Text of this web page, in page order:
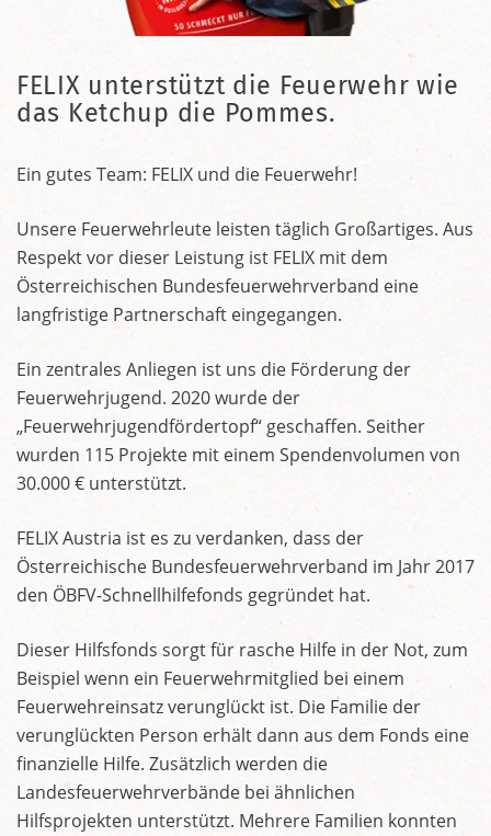
FELIX unterstützt die Feuerwehr wie
das Ketchup die Pommes.
Ein gutes Team: FELIX und die Feuerwehr!
Unsere Feuerwehrleute leisten täglich Großartiges. Aus
Respekt vor dieser Leistung ist FELIX mit dem
Österreichischen Bundesfeuerwehrverband eine
langfristige Partnerschaft eingegangen.
Ein zentrales Anliegen ist uns die Förderung der
Feuerwehrjugend. 2020 wurde der
„Feuerwehrjugendfördertopf“ geschaffen. Seither
wurden 115 Projekte mit einem Spendenvolumen von
30.000 € unterstützt.
FELIX Austria ist es zu verdanken, dass der
Österreichische Bundesfeuerwehrverband im Jahr 2017
den ÖBFV-Schnellhilfefonds gegründet hat.
Dieser Hilfsfonds sorgt für rasche Hilfe in der Not, zum
Beispiel wenn ein Feuerwehrmitglied bei einem
Feuerwehreinsatz verunglückt ist. Die Familie der
verunglückten Person erhält dann aus dem Fonds eine
finanzielle Hilfe. Zusätzlich werden die
Landesfeuerwehrverbände bei ähnlichen
Hilfsprojekten unterstützt. Mehrere Familien konnten